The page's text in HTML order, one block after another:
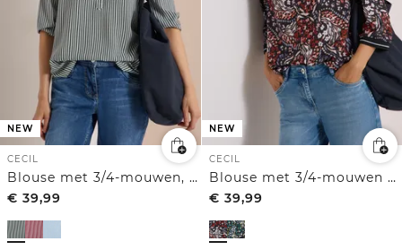
NEW
CECIL
Blouse met 3/4-mouwen, split in de hals en strepen
€ 39,99
NEW
CECIL
Blouse met 3/4-mouwen en print
€ 39,99